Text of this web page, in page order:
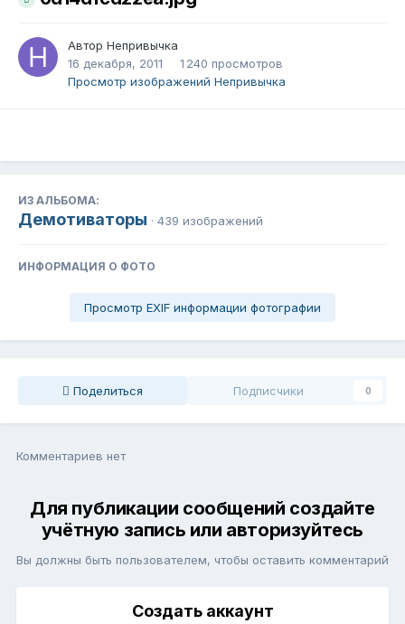
Автор Непривычка
16 декабря, 2011
1 240 просмотров
Просмотр изображений Непривычка
ИЗ АЛЬБОМА:
Демотиваторы · 439 изображений
ИНФОРМАЦИЯ О ФОТО
Просмотр EXIF информации фотографии
Поделиться Подписчики 0
Комментариев нет
Для публикации сообщений создайте
учётную запись или авторизуйтесь
Вы должны быть пользователем, чтобы оставить комментарий
Создать аккаунт